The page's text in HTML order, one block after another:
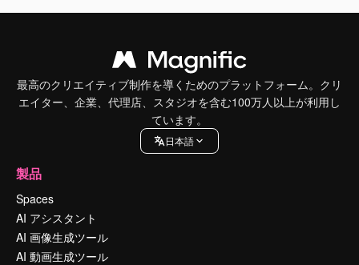
最高のクリエイティブ制作を導くためのプラットフォーム。クリ
エイター、企業、代理店、スタジオを含む100万人以上が利用し
ています。
日本語
製品
Spaces
AI アシスタント
AI 画像生成ツール
AI 動画生成ツール